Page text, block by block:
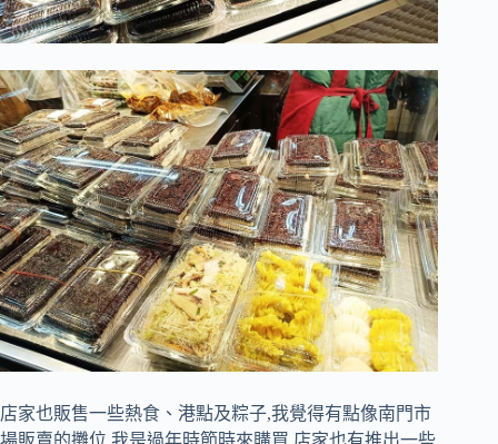
店家也販售一些熱食、港點及粽子,我覺得有點像南門市
場販賣的攤位,我是過年時節時來購買,店家也有推出一些